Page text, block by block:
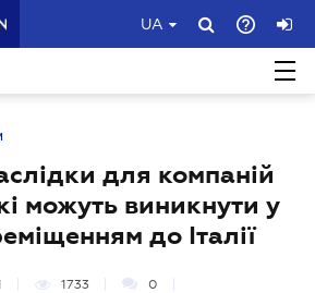
UA
для компаній
можуть виникнути у
до Італії
1733 0